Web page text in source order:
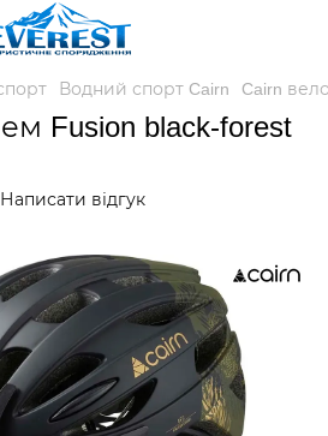
Водний спорт Cairn Cairn
Fusion black-forest
Написати відгук